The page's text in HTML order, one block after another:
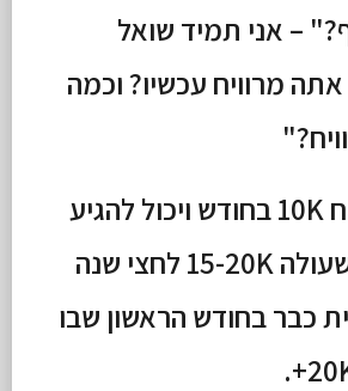
– אני תמיד שואל
מרוויח עכשיו? וכמה
אם אתה מרוויח 10K בחודש ויכול להגיע
ל-30K – ליווי שעולה 15-20K לחצי שנה
כבר בחודש הראשון שבו